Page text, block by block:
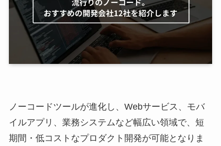
ノーコードツールが進化し、Webサービス、モバ
イルアプリ、業務システムなど幅広い領域で、短
期間・低コストなプロダクト開発が可能となりま